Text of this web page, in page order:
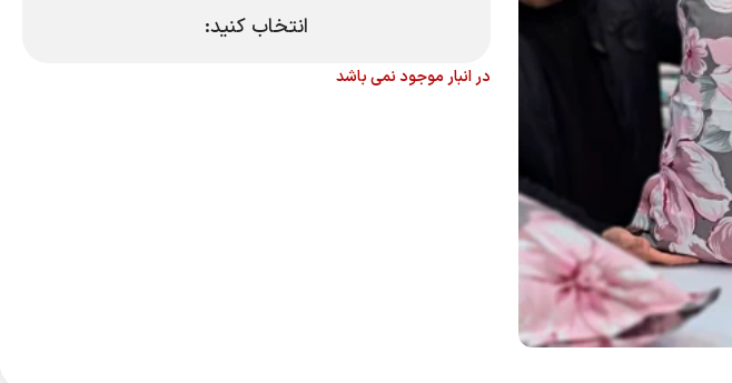
انتخاب کنید:
در انبار موجود نمی باشد